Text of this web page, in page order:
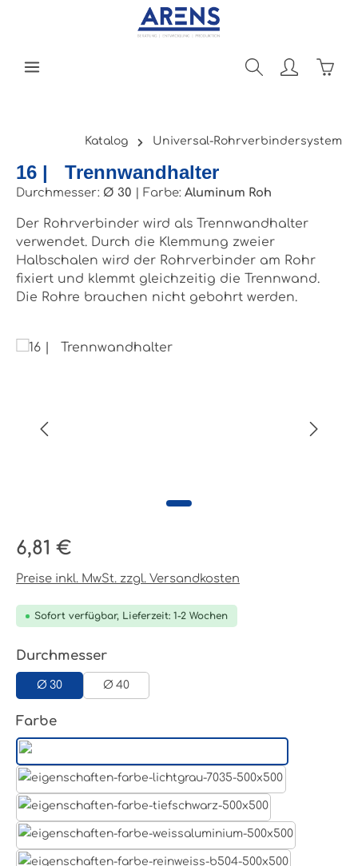
Zum Hauptinhalt springen
Katalog Universal-Rohrverbindersystem
16 | Trennwandhalter
Durchmesser: Ø 30 Farbe: Aluminum Roh
Der Rohrverbinder wird als Trennwandhalter
verwendet. Durch die Klemmung zweier
Halbschalen wird der Rohrverbinder am Rohr
fixiert und klemmt gleichzeitig die Trennwand.
Die Rohre brauchen nicht gebohrt werden.
Bildergalerie überspringen
Regulärer Preis:
6,81 €
Preise inkl. MwSt. zzgl. Versandkosten
Sofort verfügbar, Lieferzeit: 1-2 Wochen
Durchmesserauswählen
Ø 30 Ø 40
Farbeauswählen
Weißaluminium- RAL 9006